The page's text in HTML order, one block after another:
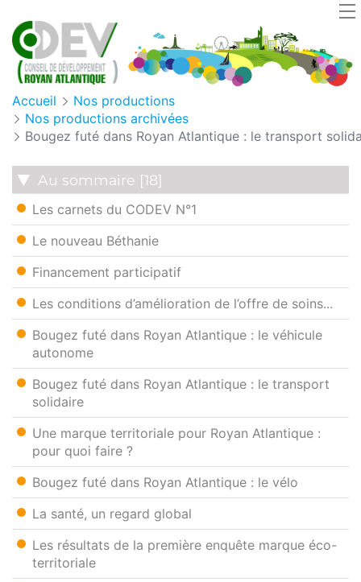
Accueil
Nos productions
Nos productions archivées
Bougez futé dans Royan Atlantique : le transport
Au sommaire [18]
Les carnets du CODEV N°1
Le nouveau Béthanie
Financement participatif
Les conditions d’amélioration de l’offre de soins...
Bougez futé dans Royan Atlantique : le véhicule
autonome
Bougez futé dans Royan Atlantique : le transport
solidaire
Une marque territoriale pour Royan Atlantique :
pour quoi faire ?
Bougez futé dans Royan Atlantique : le vélo
La santé, un regard global
Les résultats de la première enquête marque éco-
territoriale